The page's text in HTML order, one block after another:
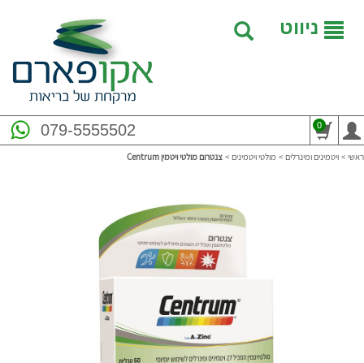
ניווט
079-5555502 0
ראשי > ויטמינים ומינרלים > מולטי ויטמינים > צנטרום מולטי ויטמין Centrum